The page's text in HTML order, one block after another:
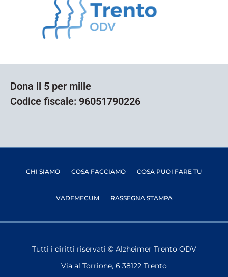
Dona il 5 per mille
Codice fiscale: 96051790226
CHI SIAMO COSA FACCIAMO COSA PUOI FARE TU
VADEMECUM RASSEGNA STAMPA
Tutti i diritti riservati © Alzheimer Trento ODV
Via al Torrione, 6 38122 Trento